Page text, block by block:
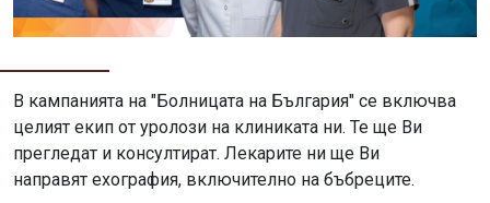
В кампанията на "Болницата на България" се включва
целият екип от уролози на клиниката ни. Те ще Ви
прегледат и консултират. Лекарите ни ще Ви
направят ехография, включително на бъбреците.